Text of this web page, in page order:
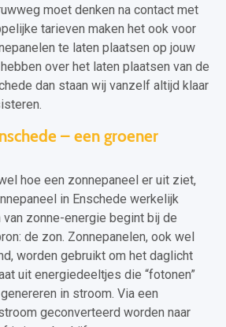
moet denken na contact met
tarieven maken het ook voor
te laten plaatsen op jouw
over het laten plaatsen van de
dan staan wij vanzelf altijd klaar
– een groener
hoe een zonnepaneel er uit ziet,
in Enschede werkelijk
zonne-energie begint bij de
de zon. Zonnepanelen, ook wel
worden gebruikt om het daglicht
uit energiedeeltjes die “fotonen”
in stroom. Via een
geconverteerd worden naar